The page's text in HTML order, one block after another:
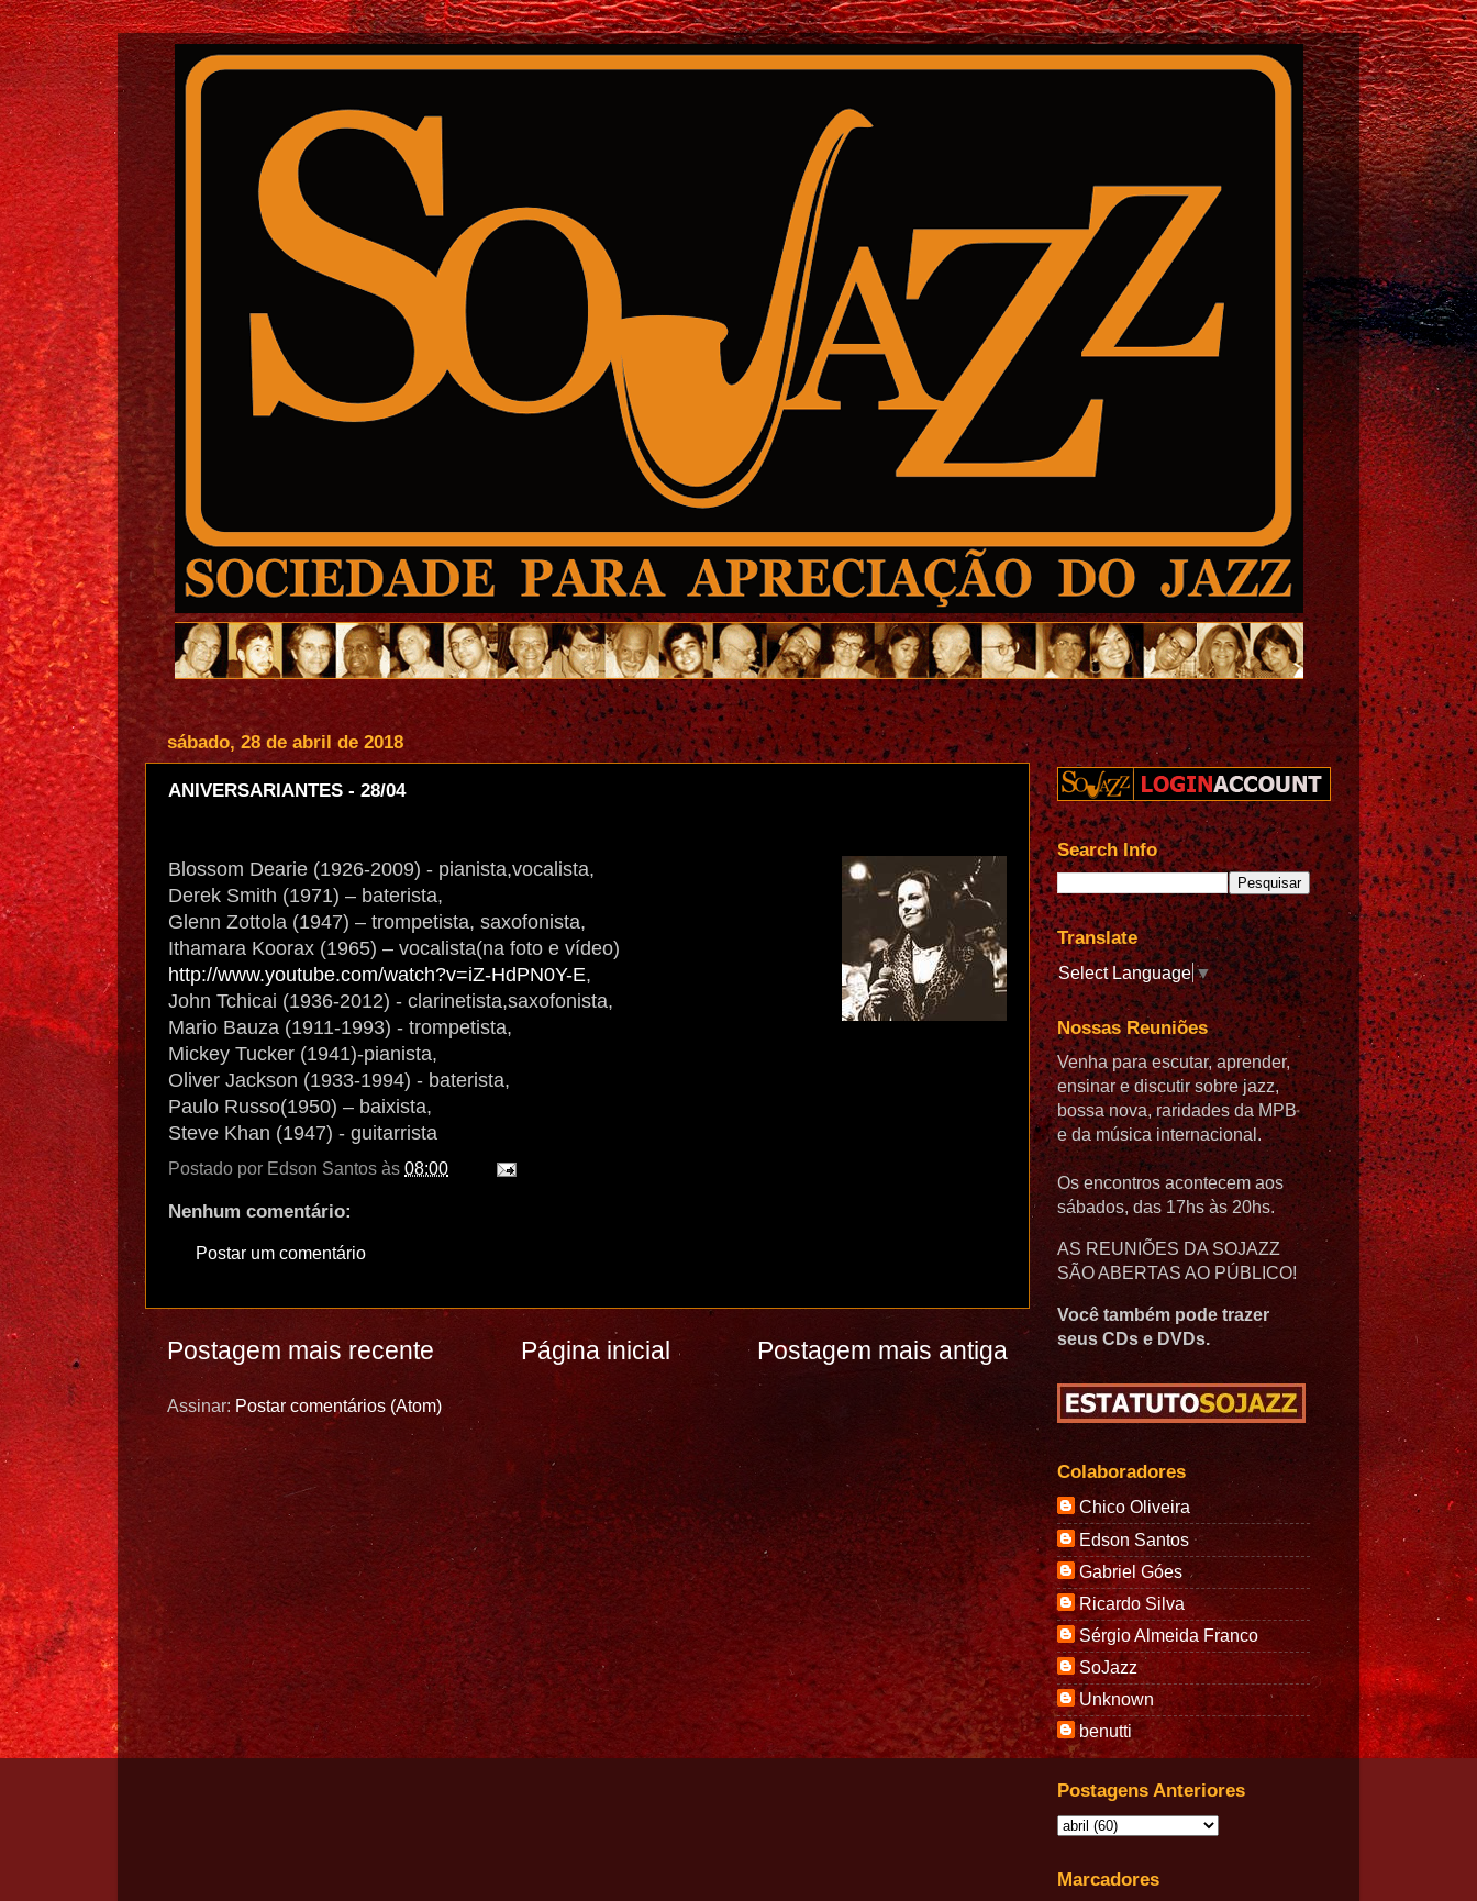
sábado, 28 de abril de 2018
ANIVERSARIANTES - 28/04
Blossom Dearie (1926-2009) - pianista,vocalista,
Derek Smith (1971) – baterista,
Glenn Zottola (1947) – trompetista, saxofonista,
Ithamara Koorax (1965) – vocalista(na foto e vídeo)
http://www.youtube.com/watch?v=iZ-HdPN0Y-E,
John Tchicai (1936-2012) - clarinetista,saxofonista,
Mario Bauza (1911-1993) - trompetista,
Mickey Tucker (1941)-pianista,
Oliver Jackson (1933-1994) - baterista,
Paulo Russo(1950) – baixista,
Steve Khan (1947) - guitarrista
Postado por Edson Santos às 08:00
Nenhum comentário:
Postar um comentário
Postagem mais recente Postagem mais antiga
Página inicial
Assinar: Postar comentários (Atom)
Search Info
Translate
Select Language▼
Nossas Reuniões
Venha para escutar, aprender,
ensinar e discutir sobre jazz,
bossa nova, raridades da MPB
e da música internacional.
Os encontros acontecem aos
sábados, das 17hs às 20hs.
AS REUNIÕES DA SOJAZZ
SÃO ABERTAS AO PÚBLICO!
Você também pode trazer
seus CDs e DVDs.
Colaboradores
Chico Oliveira
Edson Santos
Gabriel Góes
Ricardo Silva
Sérgio Almeida Franco
SoJazz
Unknown
benutti
Postagens Anteriores
Marcadores